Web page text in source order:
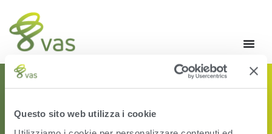
Questo sito web utilizza i cookie
CATEGORY: AGRONOMY